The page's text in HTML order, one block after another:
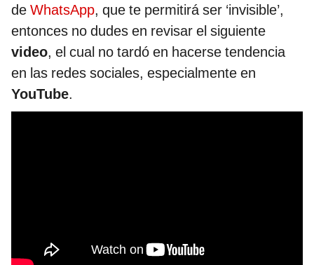
de WhatsApp, que te permitirá ser ‘invisible’,
entonces no dudes en revisar el siguiente
video, el cual no tardó en hacerse tendencia
en las redes sociales, especialmente en
YouTube.